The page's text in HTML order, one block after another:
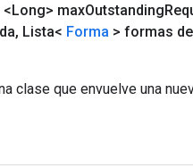
<Long> maxOutstanding
, Lista< Forma > formas
clase que envuelve una